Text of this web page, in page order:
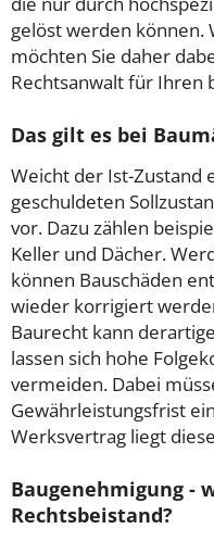
gelöst werden können.
möchten Sie daher
Rechtsanwalt für Ihren
Das gilt es bei
Weicht der Ist-Zustand
geschuldeten
vor. Dazu zählen
Keller und Dächer.
können Bauschäden
wieder korrigiert
Baurecht kann
lassen sich hohe
vermeiden. Dabei
Gewährleistungsfrist
Werksvertrag liegt
Baugenehmigung -
Rechtsbeistand?